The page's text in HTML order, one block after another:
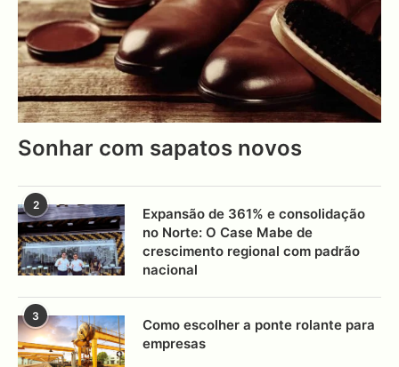
Sonhar com sapatos novos
2
Expansão de 361% e consolidação
no Norte: O Case Mabe de
crescimento regional com padrão
nacional
3
Como escolher a ponte rolante para
empresas